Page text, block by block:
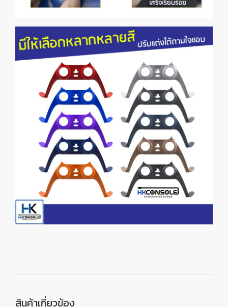
สินค้าเกี่ยวข้อง